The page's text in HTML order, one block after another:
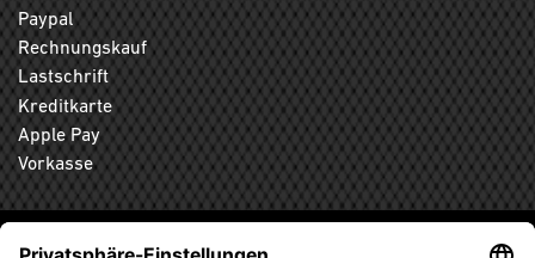
Paypal
Rechnungskauf
Lastschrift
Kreditkarte
Apple Pay
Vorkasse
ABONNIEREN SIE DEN KOSTENLOSEN DHB-FANSHOP